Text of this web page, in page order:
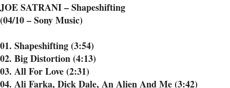
JOE SATRANI – Shapeshifting
(04/10 – Sony Music)
01. Shapeshifting (3:54)
02. Big Distortion (4:13)
03. All For Love (2:31)
04. Ali Farka, Dick Dale, An Alien And Me (3:42)